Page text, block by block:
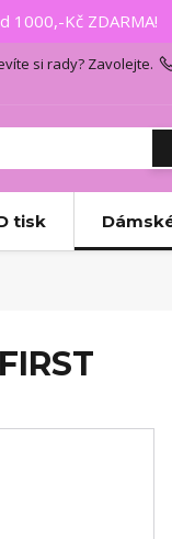
1000,-Kč ZDARMA!
si rady? Zavolejte.
tisk